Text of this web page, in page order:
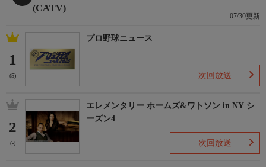
(CATV)
07/30更新
1
(5)
プロ野球ニュース
次回放送
2
(-)
エレメンタリー ホームズ&ワトソン in NY シ
ーズン4
次回放送